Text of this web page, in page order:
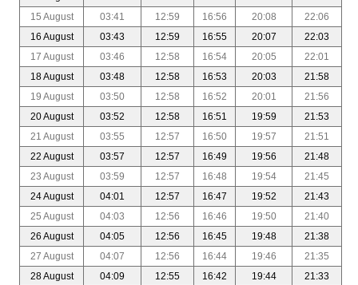
15 August
03:41 12:59 16:56 20:08
22:06
16 August
03:43 12:59 16:55 20:07
22:03
17 August
03:46 12:58 16:54 20:05
22:01
18 August
03:48 12:58 16:53 20:03
21:58
19 August
03:50 12:58 16:52 20:01
21:56
20 August
03:52 12:58 16:51 19:59
21:53
21 August
03:55 12:57 16:50 19:57
21:51
22 August
03:57 12:57 16:49 19:56
21:48
23 August
03:59 12:57 16:48 19:54
21:45
24 August
04:01 12:57 16:47 19:52
21:43
25 August
04:03 12:56 16:46 19:50
21:40
26 August
04:05 12:56 16:45 19:48
21:38
27 August
04:07 12:56 16:44 19:46
21:35
28 August
04:09 12:55 16:42 19:44
21:33